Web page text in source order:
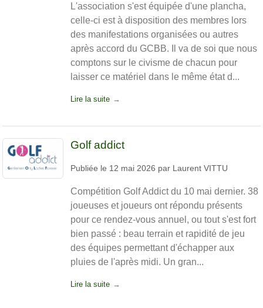
L'association s'est équipée d'une plancha,
celle-ci est à disposition des membres lors
des manifestations organisées ou autres
après accord du GCBB. Il va de soi que nous
comptons sur le civisme de chacun pour
laisser ce matériel dans le même état d...
Lire la suite
Golf addict
Publiée le 12 mai 2026 par Laurent VITTU
Compétition Golf Addict du 10 mai dernier. 38
joueuses et joueurs ont répondu présents
pour ce rendez-vous annuel, ou tout s'est fort
bien passé : beau terrain et rapidité de jeu
des équipes permettant d'échapper aux
pluies de l'après midi. Un gran...
Lire la suite